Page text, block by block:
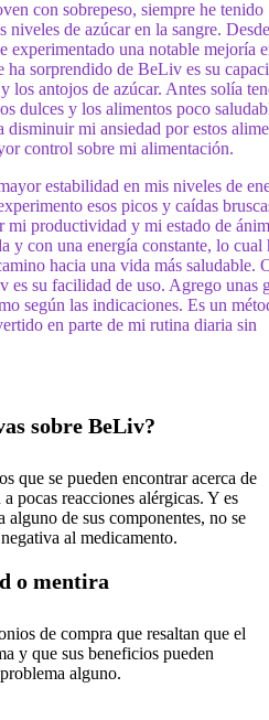
con sobrepeso, siempre he tenido
niveles de azúcar en la sangre.
experimentado una notable mejoría
ha sorprendido de BeLiv es su
los antojos de azúcar. Antes solía
dulces y los alimentos poco
mi ansiedad por estos
control sobre mi alimentación.
estabilidad en mis niveles de
esos picos y caídas
mi productividad y mi estado de
y con una energía constante, lo cual
hacia una vida más saludable.
es su facilidad de uso. Agrego unas
según las indicaciones. Es un
en parte de mi rutina diaria sin
sobre BeLiv?
que se pueden encontrar acerca de
pocas reacciones alérgicas. Y es
alguno de sus componentes, no se
al medicamento.
o mentira
de compra que resaltan que el
y que sus beneficios pueden
alguno.